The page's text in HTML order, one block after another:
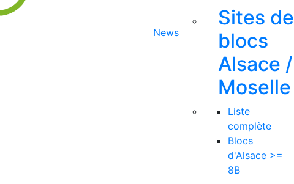
News
Sites de
blocs
Alsace /
Moselle
Liste
complète
Blocs
d'Alsace >=
8B